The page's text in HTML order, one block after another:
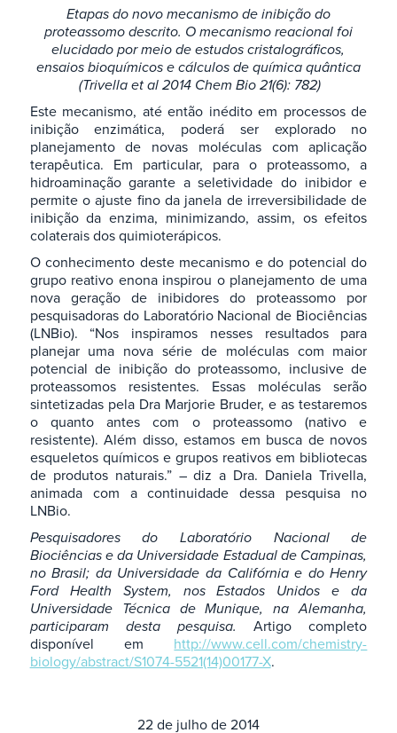
Etapas do novo mecanismo de inibição do
proteassomo descrito. O mecanismo reacional foi
elucidado por meio de estudos cristalográficos,
ensaios bioquímicos e cálculos de química quântica
(Trivella et al 2014 Chem Bio 21(6): 782)
Este mecanismo, até então inédito em processos de
inibição enzimática, poderá ser explorado no
planejamento de novas moléculas com aplicação
terapêutica. Em particular, para o proteassomo, a
hidroaminação garante a seletividade do inibidor e
permite o ajuste fino da janela de irreversibilidade de
inibição da enzima, minimizando, assim, os efeitos
colaterais dos quimioterápicos.
O conhecimento deste mecanismo e do potencial do
grupo reativo enona inspirou o planejamento de uma
nova geração de inibidores do proteassomo por
pesquisadoras do Laboratório Nacional de Biociências
(LNBio). “Nos inspiramos nesses resultados para
planejar uma nova série de moléculas com maior
potencial de inibição do proteassomo, inclusive de
proteassomos resistentes. Essas moléculas serão
sintetizadas pela Dra Marjorie Bruder, e as testaremos
o quanto antes com o proteassomo (nativo e
resistente). Além disso, estamos em busca de novos
esqueletos químicos e grupos reativos em bibliotecas
de produtos naturais.” – diz a Dra. Daniela Trivella,
animada com a continuidade dessa pesquisa no
LNBio.
Pesquisadores do Laboratório Nacional de
Biociências e da Universidade Estadual de Campinas,
no Brasil; da Universidade da Califórnia e do Henry
Ford Health System, nos Estados Unidos e da
Universidade Técnica de Munique, na Alemanha,
participaram desta pesquisa. Artigo completo
disponível em http://www.cell.com/chemistry-
biology/abstract/S1074-5521(14)00177-X.
22 de julho de 2014